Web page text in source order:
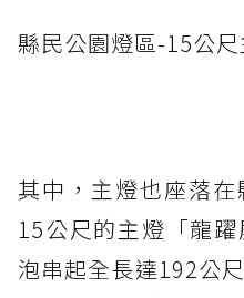
縣民公園燈區-15公尺
其中，主燈也座落
15公尺的主燈「龍
泡串起全長達192公